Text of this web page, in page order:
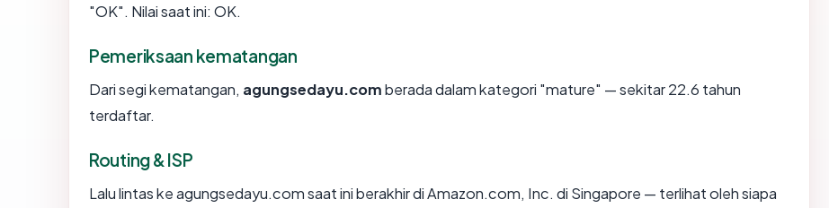
"OK". Nilai saat ini: OK.
Pemeriksaan kematangan
Dari segi kematangan, agungsedayu.comberada dalam kategori "mature" — sekitar 22.6 tahun
terdaftar.
Routing & ISP
Lalu lintas ke agungsedayu.com saat ini berakhir di Amazon.com, Inc. di Singapore — terlihat oleh siapa